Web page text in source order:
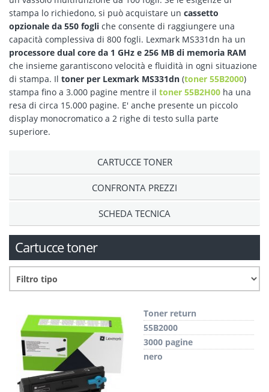
stampa lo richiedono, si può acquistare un cassetto
opzionale da 550 fogli che consente di raggiungere una
capacità complessiva di 800 fogli. Lexmark MS331dn ha un
processore dual core da 1 GHz e 256 MB di memoria RAM
che insieme garantiscono velocità e fluidità in ogni situazione
di stampa. Il toner per Lexmark MS331dn (toner 55B2000)
stampa fino a 3.000 pagine mentre il toner 55B2H00 ha una
resa di circa 15.000 pagine. E' anche presente un piccolo
display monocromatico a 2 righe di testo sulla parte
superiore.
CARTUCCE TONER
CONFRONTA PREZZI
SCHEDA TECNICA
Cartucce toner
Toner return
55B2000
3000 pagine
nero